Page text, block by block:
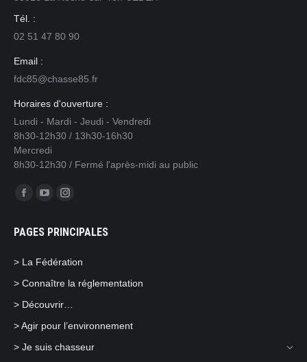
Tél. :
02 51 47 80 90
Email :
fdc85@chasse85.fr
Horaires d'ouverture :
Lundi - Mardi - Jeudi - Vendredi
8h30-12h30 / 13h30-16h30
Mercredi
8h30-12h30 / Fermé l'après-midi au public
Trouvez nous sur :
Facebook
opens
window
YouTube
opens
window
Instagram
opens
window
PAGES PRINCIPALES
> La Fédération
> Connaître la réglementation
> Découvrir…
> Agir pour l’environnement
> Je suis chasseur